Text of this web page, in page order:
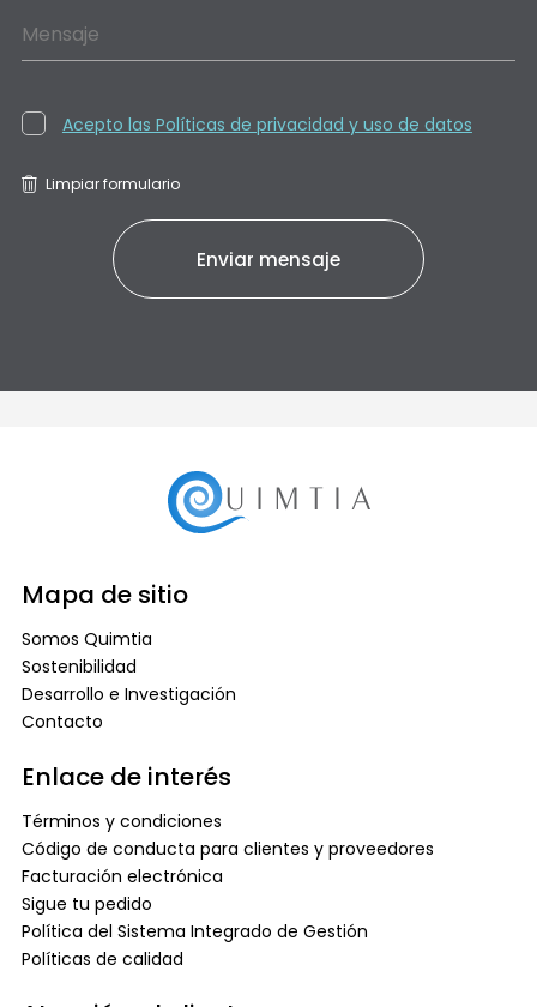
Mensaje
Acepto las Políticas de privacidad y uso de datos
Limpiar formulario
Mapa de sitio
Somos Quimtia
Sostenibilidad
Desarrollo e Investigación
Contacto
Enlace de interés
Términos y condiciones
Código de conducta para clientes y proveedores
Facturación electrónica
Sigue tu pedido
Política del Sistema Integrado de Gestión
Políticas de calidad